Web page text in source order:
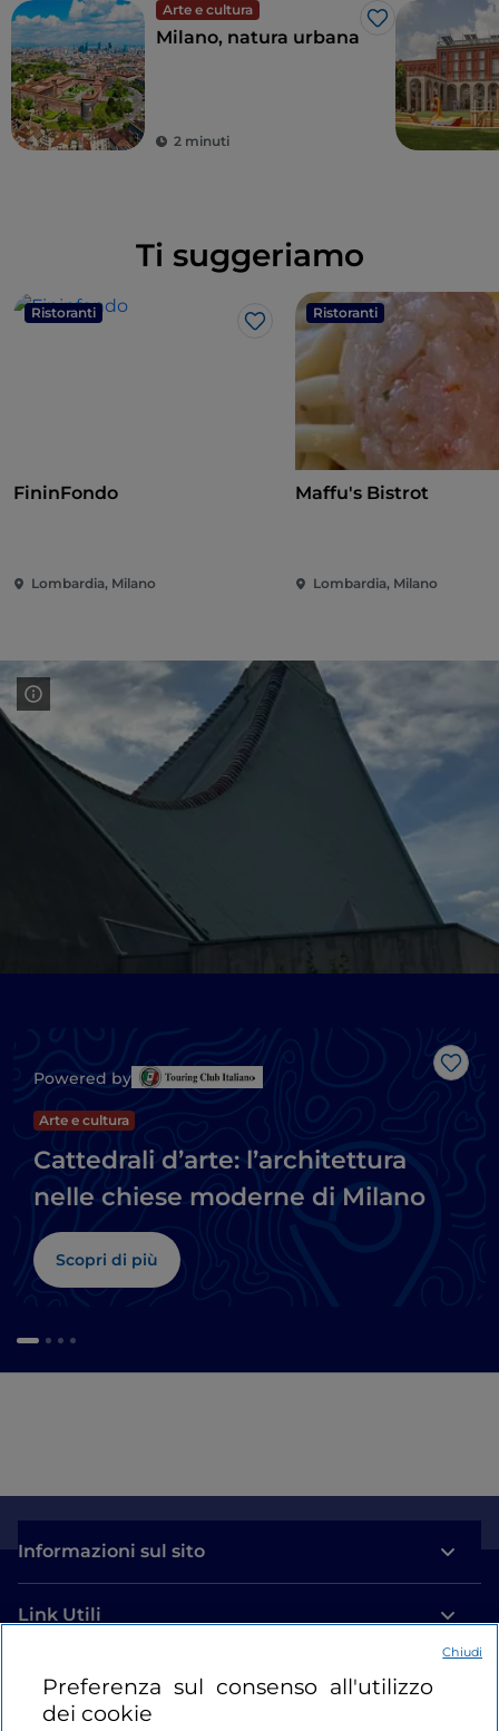
Arte e cultura
Like
Milano, natura urbana
2 minuti
Ti suggeriamo
Ristoranti
Like
FininFondo
Lombardia, Milano
Ristoranti
Maffu's Bistrot
Lombardia, Milano
Like
Powered by
Arte e cultura
Cattedrali d’arte: l’architettura
nelle chiese moderne di Milano
Scopri di più
Informazioni sul sito
Link Utili
Login
Restiamo in contatto
Preferenza sul consenso all'utilizzo
dei cookie
Chiudi